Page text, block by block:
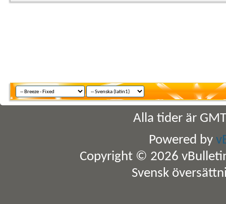
Alla tider är
Powered by
Copyright © 2026
Svensk